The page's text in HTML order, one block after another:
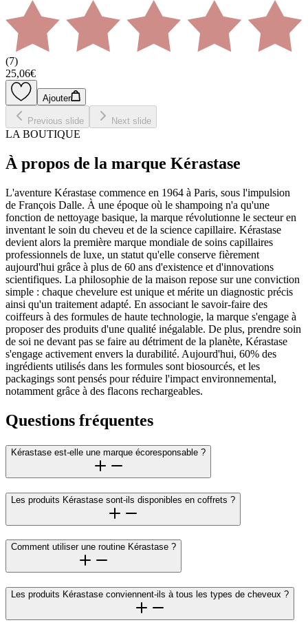
(7)
25,06€
Ajouter
Previous slide Next slide
LA BOUTIQUE
À propos de la marque Kérastase
L'aventure Kérastase commence en 1964 à Paris, sous l'impulsion
de François Dalle. À une époque où le shampoing n'a qu'une
fonction de nettoyage basique, la marque révolutionne le secteur en
inventant le soin du cheveu et de la science capillaire. Kérastase
devient alors la première marque mondiale de soins capillaires
professionnels de luxe, un statut qu'elle conserve fièrement
aujourd'hui grâce à plus de 60 ans d'existence et d'innovations
scientifiques. La philosophie de la maison repose sur une conviction
simple : chaque chevelure est unique et mérite un diagnostic précis
ainsi qu'un traitement adapté. En associant le savoir-faire des
coiffeurs à des formules de haute technologie, la marque s'engage à
proposer des produits d'une qualité inégalable. De plus, prendre soin
de soi ne devant pas se faire au détriment de la planète, Kérastase
s'engage activement envers la durabilité. Aujourd'hui, 60% des
ingrédients utilisés dans les formules sont biosourcés, et les
packagings sont pensés pour réduire l'impact environnemental,
notamment grâce à des flacons rechargeables.
Questions fréquentes
Kérastase est-elle une marque écoresponsable ?
Les produits Kérastase sont-ils disponibles en coffrets ?
Comment utiliser une routine Kérastase ?
Les produits Kérastase conviennent-ils à tous les types de cheveux ?